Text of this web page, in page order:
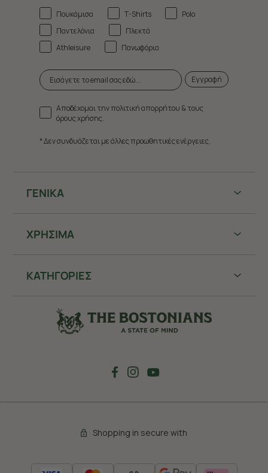
ΓΕΝΙΚΑ
ΧΡHΣΙΜΑ
ΚΑΤΗΓΟΡΙΕΣ
Πουκάμισα
T-Shirts
Polo
Παντελόνια
Πλεκτά
Athleisure
Πανωφόρια
Εγγραφή
Αποδέχομαι την πολιτική απορρήτου & τους
όρους χρήσης.
* Δεν συνδυάζεται με άλλες προωθητικές ενέργειες.
Shopping in secure with